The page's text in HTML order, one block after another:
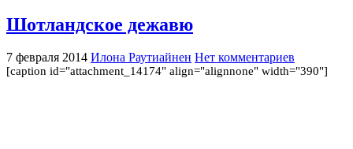
Шотландское дежавю
7 февраля 2014 Илона Раутиайнен Нет комментариев
[caption id="attachment_14174" align="alignnone" width="390"]